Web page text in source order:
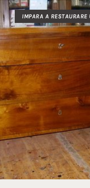
IMPARA A RESTAURARE